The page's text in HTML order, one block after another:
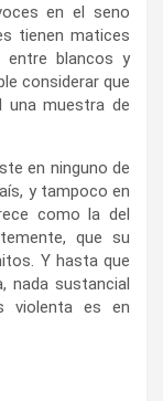
en el seno
tienen matices
entre blancos y
considerar que
una muestra de
en ninguno de
y tampoco en
como la del
que su
Y hasta que
nada sustancial
violenta es en